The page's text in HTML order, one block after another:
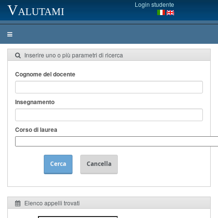
Valutami Login studente
Inserire uno o più parametri di ricerca
Cognome del docente
Insegnamento
Corso di laurea
Cerca Cancella
Elenco appelli trovati